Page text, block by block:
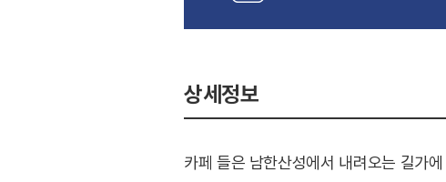
상세정보
카페 들은 남한산성에서 내려오는 길가